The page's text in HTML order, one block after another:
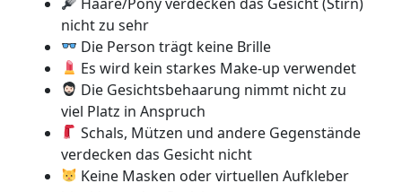
nicht zu sehr
Die Person trägt keine Brille
Es wird kein starkes Make-up verwendet
Die Gesichtsbehaarung nimmt nicht zu
viel Platz in Anspruch
Schals, Mützen und andere Gegenstände
verdecken das Gesicht nicht
Keine Masken oder virtuellen Aufkleber